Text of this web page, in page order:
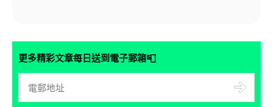
更多精彩文章每日送到電子郵箱📮